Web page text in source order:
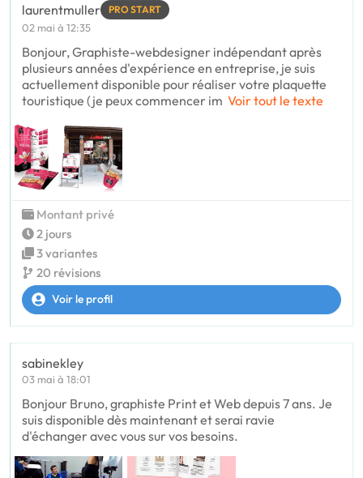
laurentmuller PRO START
02 mai à 12:35
Bonjour, Graphiste-webdesigner indépendant après
plusieurs années d'expérience en entreprise, je suis
actuellement disponible pour réaliser votre plaquette
touristique (je peux commencer im Voir tout le texte
Montant privé
2 jours
3 variantes
20 révisions
Voir le profil
sabinekley
03 mai à 18:01
Bonjour Bruno, graphiste Print et Web depuis 7 ans. Je
suis disponible dès maintenant et serai ravie
d'échanger avec vous sur vos besoins.